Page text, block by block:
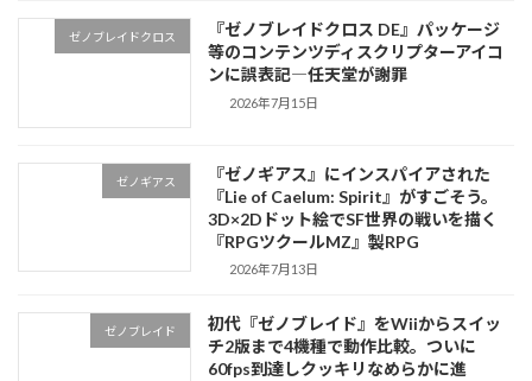
ゼノブレイドクロス
『ゼノブレイドクロス DE』パッケージ
等のコンテンツディスクリプターアイコ
ンに誤表記―任天堂が謝罪
2026年7月15日
ゼノギアス
『ゼノギアス』にインスパイアされた
『Lie of Caelum: Spirit』がすごそう。
3D×2Dドット絵でSF世界の戦いを描く
『RPGツクールMZ』製RPG
2026年7月13日
ゼノブレイド
初代『ゼノブレイド』をWiiからスイッ
チ2版まで4機種で動作比較。ついに
60fps到達しクッキリなめらかに進